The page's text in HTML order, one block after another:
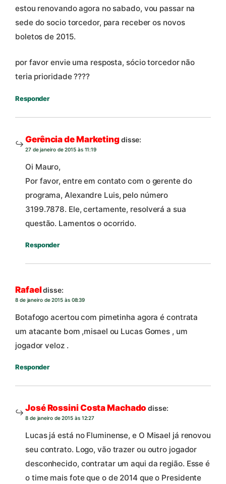
estou renovando agora no sabado, vou passar na
sede do socio torcedor, para receber os novos
boletos de 2015.
por favor envie uma resposta, sócio torcedor não
teria prioridade ????
Responder
Gerência de Marketingdisse:
27 de janeiro de 2015 às 11:19
Oi Mauro,
Por favor, entre em contato com o gerente do
programa, Alexandre Luis, pelo número
3199.7878. Ele, certamente, resolverá a sua
questão. Lamentos o ocorrido.
Responder
Rafaeldisse:
8 de janeiro de 2015 às 08:39
Botafogo acertou com pimetinha agora é contrata
um atacante bom ,misael ou Lucas Gomes , um
jogador veloz .
Responder
José Rossini Costa Machado disse:
8 de janeiro de 2015 às 12:27
Lucas já está no Fluminense, e O Misael já renovou
seu contrato. Logo, vão trazer ou outro jogador
desconhecido, contratar um aqui da região. Esse é
o time mais fote que o de 2014 que o Presidente